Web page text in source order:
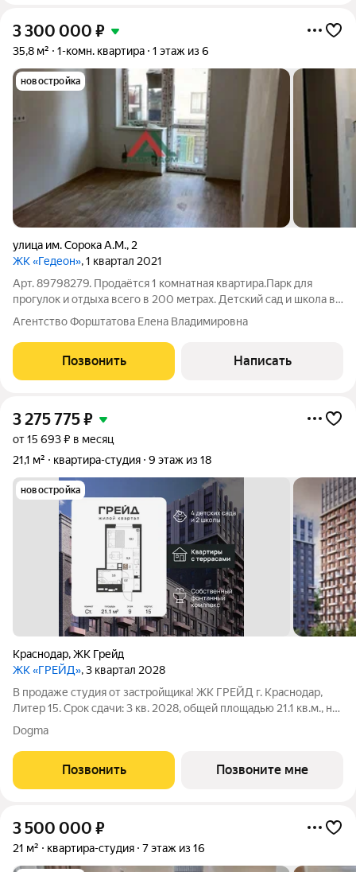
3 300 000 ₽
35,8 м² 1-комн. квартира 1 этаж из 6
новостройка
улица им. Сорока А.М., 2
ЖК «Гедеон», 1 квартал 2021
Арт. 89798279. Продаётся 1 комнатная квартира.Парк для
прогулок и отдыха всего в 200 метрах. Детский сад и школа в
шаговой доступности. Удобная транспортная развязка
позволяет быстро добраться до центра города и других
районов. Квартира продаётся в
Агентство Форштатова Елена Владимировна
Позвонить Написать
3 275 775₽
от 15 693 ₽ в месяц
21,1 м²
квартира-студия 9 этаж из 18
новостройка
Краснодар,ЖК Грейд
ЖК «ГРЕЙД», 3 квартал 2028
В продаже студия от застройщика! ЖК ГРЕЙД г. Краснодар,
Литер 15. Срок сдачи: 3 кв. 2028, общей площадью 21.1 кв.м., на
9 этаже. ГРЕЙД от DOGMA: квартал бизнес-класса. Никогда
неоклассика не была представлена в краснодарской
архитектуре с таким
Dogma
Позвонить Позвоните мне
3 500 000 ₽
21 м² квартира-студия 7 этаж из 16